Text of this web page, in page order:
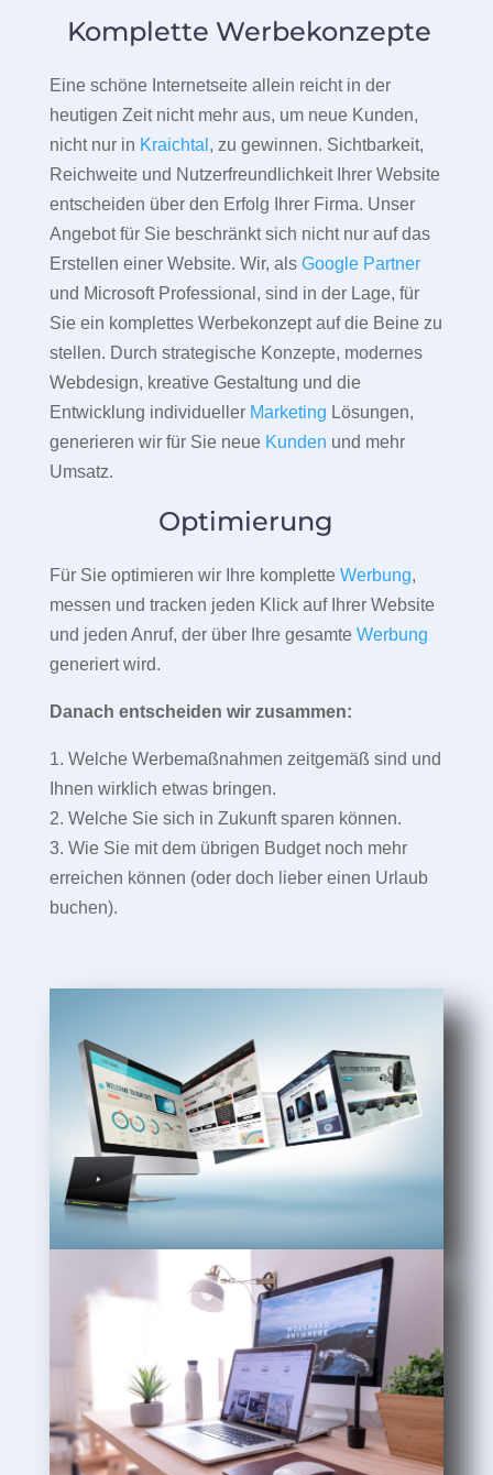
Komplette Werbekonzepte
Eine schöne Internetseite allein reicht in der
heutigen Zeit nicht mehr aus, um neue Kunden,
nicht nur in Kraichtal , zu gewinnen. Sichtbarkeit,
Reichweite und Nutzerfreundlichkeit Ihrer Website
entscheiden über den Erfolg Ihrer Firma. Unser
Angebot für Sie beschränkt sich nicht nur auf das
Erstellen einer Website. Wir, als Google Partner
und Microsoft Professional, sind in der Lage, für
Sie ein komplettes Werbekonzept auf die Beine zu
stellen. Durch strategische Konzepte, modernes
Webdesign, kreative Gestaltung und die
Entwicklung individueller Marketing Lösungen,
generieren wir für Sie neue Kunden und mehr
Umsatz.
Optimierung
Für Sie optimieren wir Ihre komplette Werbung,
messen und tracken jeden Klick auf Ihrer Website
und jeden Anruf, der über Ihre gesamte Werbung
generiert wird.
Danach entscheiden wir zusammen:
1. Welche Werbemaßnahmen zeitgemäß sind und
Ihnen wirklich etwas bringen.
2. Welche Sie sich in Zukunft sparen können.
3. Wie Sie mit dem übrigen Budget noch mehr
erreichen können (oder doch lieber einen Urlaub
buchen).